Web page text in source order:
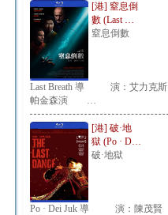
[港] 窒息倒
數 (Last …
窒息倒數
Last Breath 導 演：艾力克斯
帕金森演 …
[港] 破·地
獄 (Po · D…
破·地獄
Po · Dei Juk 導 演：陳茂賢